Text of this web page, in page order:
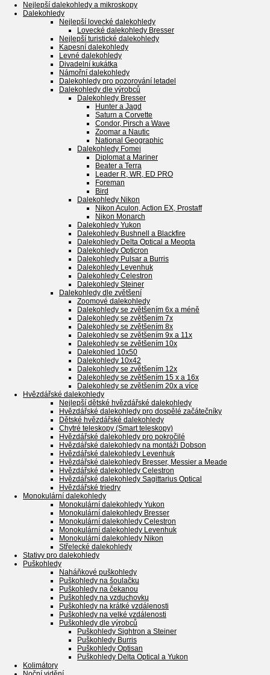
Nejlepší dalekohledy a mikroskopy
Dalekohledy
Nejlepší lovecké dalekohledy
Lovecké dalekohledy Bresser
Nejlepší turistické dalekohledy
Kapesní dalekohledy
Levné dalekohledy
Divadelní kukátka
Námořní dalekohledy
Dalekohledy pro pozorování letadel
Dalekohledy dle výrobců
Dalekohledy Bresser
Hunter a Jagd
Saturn a Corvette
Condor, Pirsch a Wave
Zoomar a Nautic
National Geographic
Dalekohledy Fomei
Diplomat a Mariner
Beater a Terra
Leader R, WR, ED PRO
Foreman
Bird
Dalekohledy Nikon
Nikon Aculon, Action EX, Prostaff
Nikon Monarch
Dalekohledy Yukon
Dalekohledy Bushnell a Blackfire
Dalekohledy Delta Optical a Meopta
Dalekohledy Opticron
Dalekohledy Pulsar a Burris
Dalekohledy Levenhuk
Dalekohledy Celestron
Dalekohledy Steiner
Dalekohledy dle zvětšení
Zoomové dalekohledy
Dalekohledy se zvětšením 6x a méně
Dalekohledy se zvětšením 7x
Dalekohledy se zvětšením 8x
Dalekohledy se zvětšením 9x a 11x
Dalekohledy se zvětšením 10x
Dalekohled 10x50
Dalekohledy 10x42
Dalekohledy se zvětšením 12x
Dalekohledy se zvětšením 15 x a 16x
Dalekohledy se zvětšením 20x a více
Hvězdářské dalekohledy
Nejlepší dětské hvězdářské dalekohledy
Hvězdářské dalekohledy pro dospělé začátečníky
Dětské hvězdářské dalekohledy
Chytré teleskopy (Smart teleskopy)
Hvězdářské dalekohledy pro pokročilé
Hvězdářské dalekohledy na montáži Dobson
Hvězdářské dalekohledy Levenhuk
Hvězdářské dalekohledy Bresser, Messier a Meade
Hvězdářské dalekohledy Celestron
Hvězdářské dalekohledy Sagittarius Optical
Hvězdářské triedry
Monokulární dalekohledy
Monokulární dalekohledy Yukon
Monokulární dalekohledy Bresser
Monokulární dalekohledy Celestron
Monokulární dalekohledy Levenhuk
Monokulární dalekohledy Nikon
Střelecké dalekohledy
Stativy pro dalekohledy
Puškohledy
Naháňkové puškohledy
Puškohledy na šoulačku
Puškohledy na čekanou
Puškohledy na vzduchovku
Puškohledy na krátké vzdálenosti
Puškohledy na velké vzdálenosti
Puškohledy dle výrobců
Puškohledy Sightron a Steiner
Puškohledy Burris
Puškohledy Optisan
Puškohledy Delta Optical a Yukon
Kolimátory